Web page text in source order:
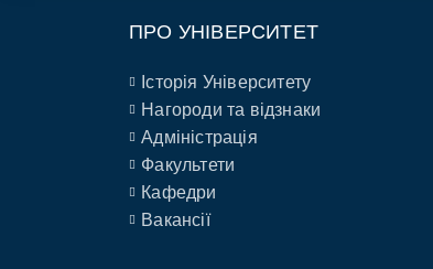
ПРО УНІВЕРСИТЕТ
Історія Університету
Нагороди та відзнаки
Адміністрація
Факультети
Кафедри
Вакансії